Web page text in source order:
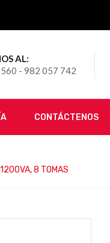
AL:
- 982 057 742
CONTÁCTENOS
8 TOMAS